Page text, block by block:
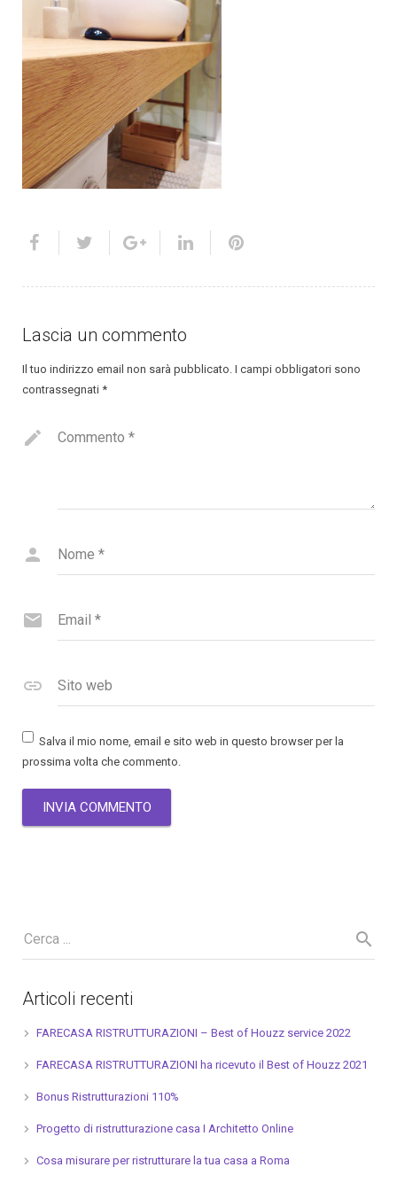
Lascia un commento
Il tuo indirizzo email non sarà pubblicato. I campi obbligatori sono
contrassegnati *
Commento *
Nome *
Email *
Sito web
Salva il mio nome, email e sito web in questo browser per la
prossima volta che commento.
Articoli recenti
FARECASA RISTRUTTURAZIONI – Best of Houzz service 2022
FARECASA RISTRUTTURAZIONI ha ricevuto il Best of Houzz 2021
Bonus Ristrutturazioni 110%
Progetto di ristrutturazione casa I Architetto Online
Cosa misurare per ristrutturare la tua casa a Roma